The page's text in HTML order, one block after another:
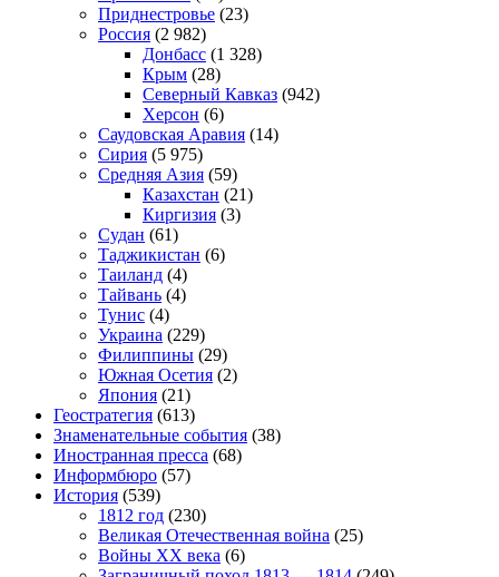
Приднестровье (23)
Россия (2 982)
Донбасс (1 328)
Крым (28)
Северный Кавказ (942)
Херсон (6)
Саудовская Аравия (14)
Сирия (5 975)
Средняя Азия (59)
Казахстан (21)
Киргизия (3)
Судан (61)
Таджикистан (6)
Таиланд (4)
Тайвань (4)
Тунис (4)
Украина (229)
Филиппины (29)
Южная Осетия (2)
Япония (21)
Геостратегия (613)
Знаменательные события (38)
Иностранная пресса (68)
Информбюро (57)
История (539)
1812 год (230)
Великая Отечественная война (25)
Войны XX века (6)